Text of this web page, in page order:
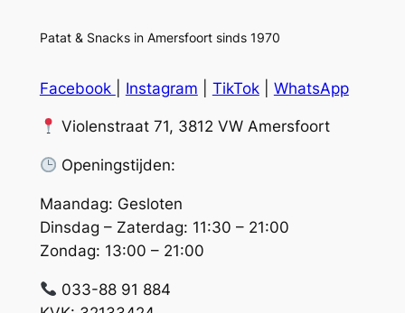
Patat & Snacks in Amersfoort sinds 1970
Facebook Instagram TikTok| WhatsApp
Violenstraat 71, 3812 VW Amersfoort
Openingstijden:
Maandag: Gesloten
Dinsdag – Zaterdag: 11:30 – 21:00
Zondag: 13:00 – 21:00
033-88 91 884